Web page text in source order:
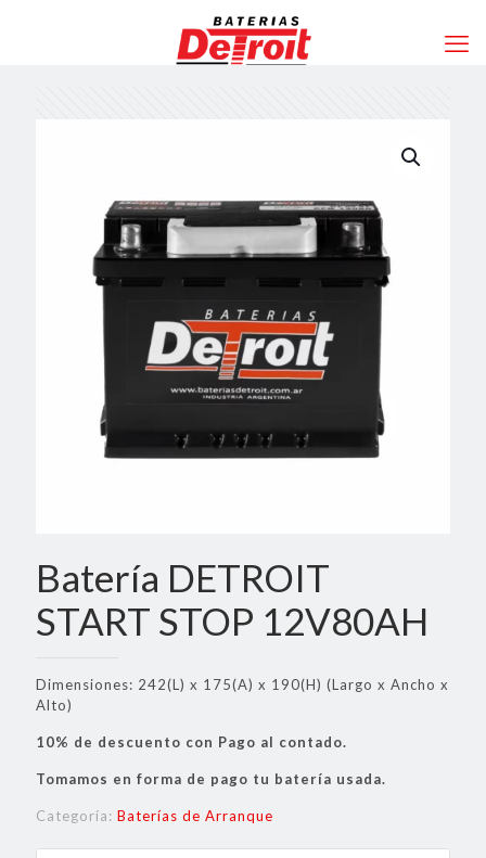
Batería DETROIT
START STOP 12V80AH
Dimensiones: 242(L) x 175(A) x 190(H) (Largo x Ancho x
Alto)
10% de descuento con Pago al contado.
Tomamos en forma de pago tu batería usada.
Categoría: Baterías de Arranque